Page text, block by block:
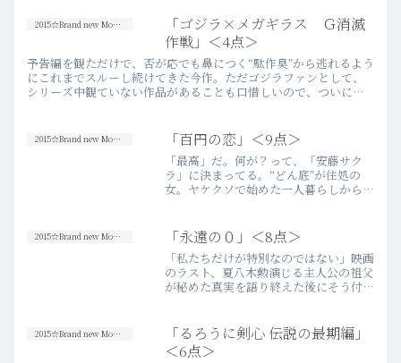
2015☆Brand new Movies
「ゴジラ×メガギラス Ｇ消滅
作戦」＜4点＞
予告編を観ただけで、否が応でも鼻につく“駄作臭”から逃れるよう
にこれまでスルーし続けてきた今作。ただゴジラファンとして、
シリーズ中観ていない作品があることも口惜しいので、ついに初
2015☆Brand new Movies 「百円の恋」＜9点＞
「最高」だ。何が？って、「安藤サク
ラ」に決まってる。“どん底”が住処の
女。ヤケクソで始めた一人暮らしから、
うになったとき、彼女はそれを振り払う
ように、ひたすらに拳を振る…more
2015☆Brand new Movies 「永遠の０」＜8点＞
「私たちだけが特別なのではない」映画
のラスト、夏八木勲演じる主人公の祖父
が秘めた真実を語り終えた後にそう付け
しい作品であるが、結局この物語が最も
伝えてくることは、その夏…more
2015☆Brand new Movies
「るろうに剣心 伝説の最期編」
＜6点＞